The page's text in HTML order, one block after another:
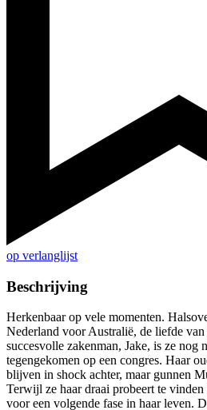
op verlanglijst
Beschrijving
Herkenbaar op vele momenten.
Nederland voor Australië, de liefde
succesvolle zakenman, Jake, is ze nog
tegengekomen op een congres. Haar
blijven in shock achter, maar gunnen
Terwijl ze haar draai probeert te
voor een volgende fase in haar leven.